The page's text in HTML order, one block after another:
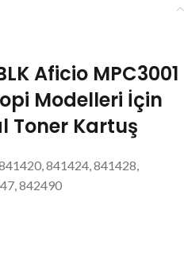
Aficio MPC3001
Modelleri İçin
Toner Kartuş
841424, 841428,
842490